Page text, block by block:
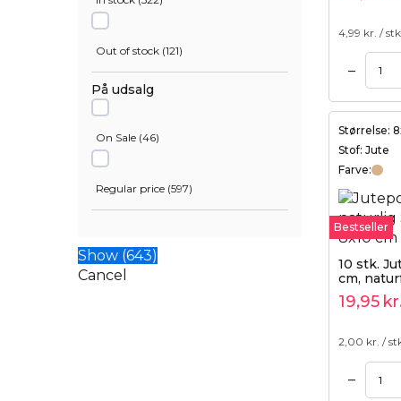
45 cm (7)
27 cm
30 cm (40)
40 cm
Out of stock (121)
På udsalg
On Sale (46)
Regular price (597)
Show (643)
Cancel
4,99 kr. / stk.
–
Tilføj til kurv
Størrelse:
Stof: Jute
Farve:
Bestseller
10 stk.
cm,
dobbelt
19,95
2,00 kr. /
–